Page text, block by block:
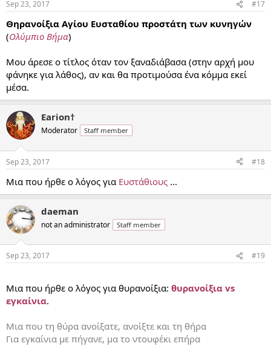
Sep 23, 2017 #17
Θηρανοίξια Αγίου Ευσταθίου προστάτη των κυνηγών
(Ολύμπιο Βήμα)
Μου άρεσε ο τίτλος όταν τον ξαναδιάβασα (στην αρχή μου
φάνηκε για λάθος), αν και θα προτιμούσα ένα κόμμα εκεί
μέσα.
Earion†
Moderator Staff member
Sep 23, 2017 #18
Μια που ήρθε ο λόγος για Ευστάθιους ...
daeman
not an administrator Staff member
Sep 23, 2017 #19
Μια που ήρθε ο λόγος για θυρανοίξια: θυρανοίξια vs
εγκαίνια.
Μια που τη θύρα ανοίξατε, ανοίξτε και τη θήρα
Για εγκαίνια με πήγανε, μα το ντουφέκι επήρα